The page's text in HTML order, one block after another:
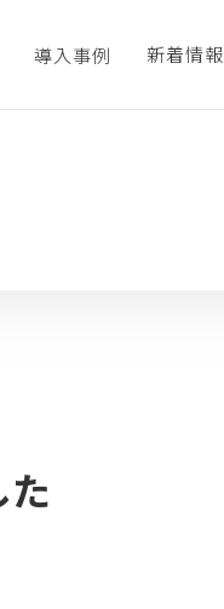
導入事例 新着情報